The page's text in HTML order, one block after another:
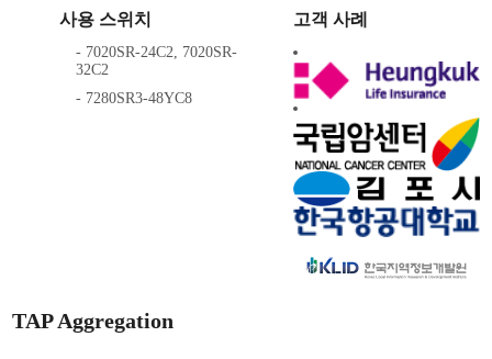
사용 스위치
- 7020SR-24C2, 7020SR-
32C2
- 7280SR3-48YC8
고객 사례
TAP Aggregation